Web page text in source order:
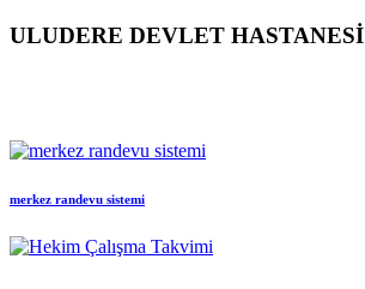
ULUDERE DEVLET HASTANESİ
merkez randevu sistemi